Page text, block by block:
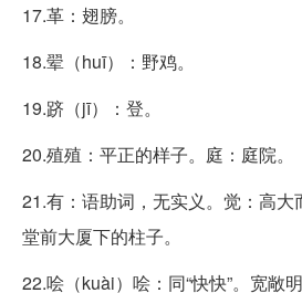
17.革：翅膀。
18.翚（huī）：野鸡。
19.跻（jī）：登。
20.殖殖：平正的样子。庭：庭院。
21.有：语助词，无实义。觉：高
堂前大厦下的柱子。
22.哙（kuài）哙：同“快快”。宽敞